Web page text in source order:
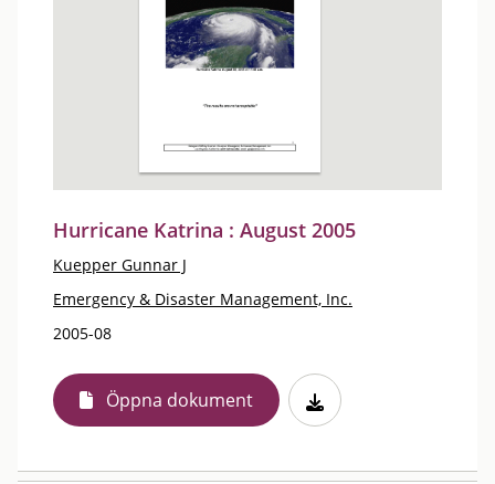
Hurricane Katrina : August 2005
Kuepper Gunnar J
Emergency & Disaster Management, Inc.
2005-08
Öppna dokument